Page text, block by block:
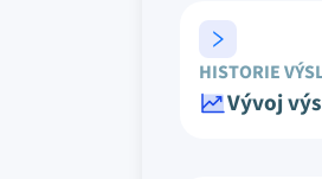
HISTORIE
Vývoj